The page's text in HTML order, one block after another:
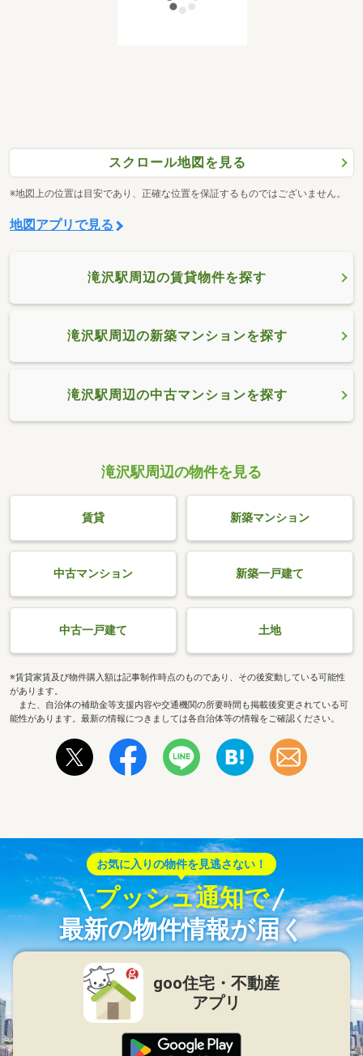
スクロール地図を見る
※地図上の位置は目安であり、正確な位置を保証するものではございません。
地図アプリで見る
滝沢駅周辺の賃貸物件を探す
滝沢駅周辺の新築マンションを探す
滝沢駅周辺の中古マンションを探す
滝沢駅周辺の物件を見る
賃貸 新築マンション
中古マンション 新築一戸建て
中古一戸建て 土地
※賃貸家賃及び物件購入額は記事制作時点のものであり、その後変動している可能性
があります。
また、自治体の補助金等支援内容や交通機関の所要時間も掲載後変更されている可
能性があります。最新の情報につきましては各自治体等の情報をご確認ください。
お気に入りの物件を見逃さない！
プッシュ通知で
最新の物件情報が届く
goo住宅・不動産
アプリ